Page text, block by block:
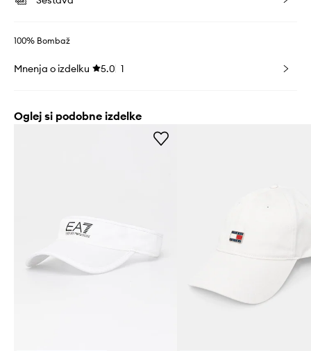
100% Bombaž
Mnenja o izdelku 5.0 1
Oglej si podobne izdelke